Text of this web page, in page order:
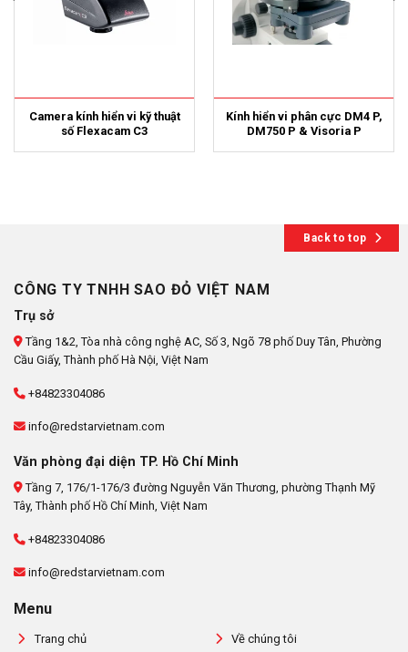
Camera kính hiển vi kỹ thuật
số Flexacam C3
Kính hiển vi phân cực DM4 P,
DM750 P & Visoria P
Back to top
CÔNG TY TNHH SAO ĐỎ VIỆT NAM
Trụ sở
Tầng 1&2, Tòa nhà công nghệ AC, Số 3, Ngõ 78 phố Duy Tân, Phường
Cầu Giấy, Thành phố Hà Nội, Việt Nam
+84823304086
info@redstarvietnam.com
Văn phòng đại diện TP. Hồ Chí Minh
Tầng 7, 176/1-176/3 đường Nguyễn Văn Thương, phường Thạnh Mỹ
Tây, Thành phố Hồ Chí Minh, Việt Nam
+84823304086
info@redstarvietnam.com
Menu
Trang chủ Về chúng tôi